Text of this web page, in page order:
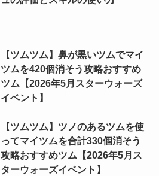
【ツムツム】鼻が黒いツムでマイ
ツムを420個消そう攻略おすすめ
ツム【2026年5月スターウォーズ
イベント】
【ツムツム】ツノのあるツムを使
ってマイツムを合計330個消そう
攻略おすすめツム【2026年5月ス
ターウォーズイベント】